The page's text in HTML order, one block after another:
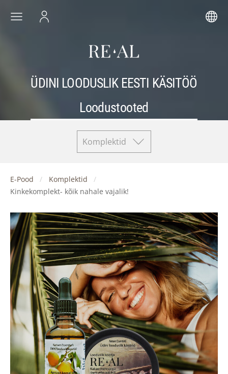
ÜDINI LOODUSLIK EESTI KÄSITÖÖ
Loodustooted
Komplektid
E-Pood
Komplektid
Kinkekomplekt- kõik nahale vajalik!